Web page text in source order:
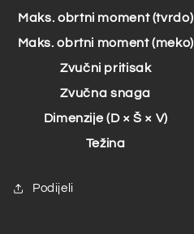
Maks. obrtni moment (tvrdo)
Maks. obrtni moment (meko)
Zvučni pritisak
Zvučna snaga
Dimenzije (D × Š × V)
Težina
Podijeli